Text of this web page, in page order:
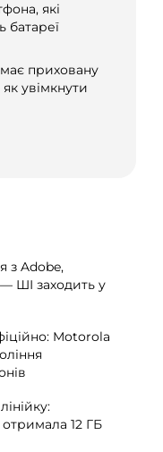
які
батареї
приховану
увімкнути
з Adobe,
ШІ заходить у
Motorola
отримала 12 ГБ